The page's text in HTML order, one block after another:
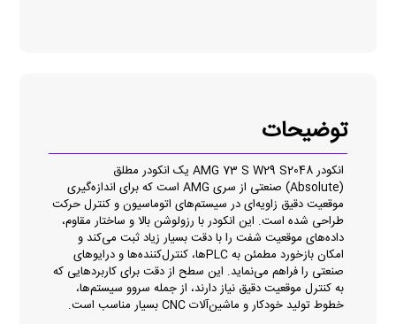
توضیحات
انکودر AMG 73 S W29 S2048 یک انکودر مطلق
(Absolute) صنعتی از سری AMG است که برای اندازه‌گیری
موقعیت دقیق زاویه‌ای در سیستم‌های اتوماسیون و کنترل حرکت
طراحی شده است. این انکودر با رزولوشن بالا و ساختار مقاوم،
داده‌های موقعیت شفت را با دقت بسیار زیاد ثبت می‌کند و
امکان بازخورد مطمئن به PLCها، کنترل‌کننده‌ها و درایوهای
صنعتی را فراهم می‌نماید. این سطح از دقت برای کاربردهایی که
به کنترل موقعیت دقیق نیاز دارند، از جمله سروو سیستم‌ها،
خطوط تولید خودکار و ماشین‌آلات CNC بسیار مناسب است.